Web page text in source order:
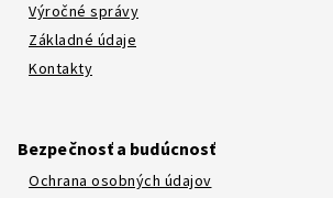
Výročné správy
Základné údaje
Kontakty
Bezpečnosť a budúcnosť
Ochrana osobných údajov